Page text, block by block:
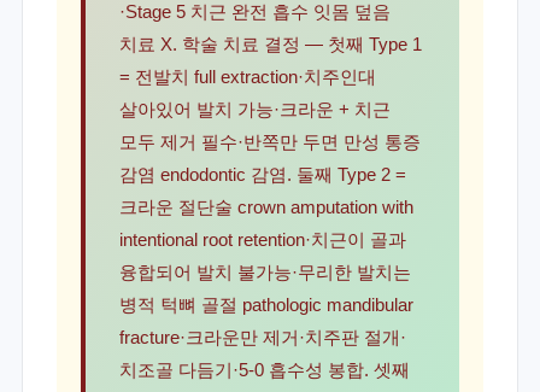
·Stage 5 치근 완전 흡수 잇몸 덮음
치료 X. 학술 치료 결정 — 첫째 Type 1
= 전발치 full extraction·치주인대
살아있어 발치 가능·크라운 + 치근
모두 제거 필수·반쪽만 두면 만성 통증
감염 endodontic 감염. 둘째 Type 2 =
크라운 절단술 crown amputation with
intentional root retention·치근이 골과
융합되어 발치 불가능·무리한 발치는
병적 턱뼈 골절 pathologic mandibular
fracture·크라운만 제거·치주판 절개·
치조골 다듬기·5-0 흡수성 봉합. 셋째